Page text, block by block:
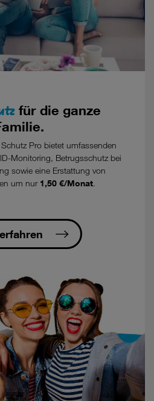
für die ganze
Pro bietet umfassenden
Monitoring, Betrugsschutz bei
sowie eine Erstattung von
um nur 1,50 €/Monat.